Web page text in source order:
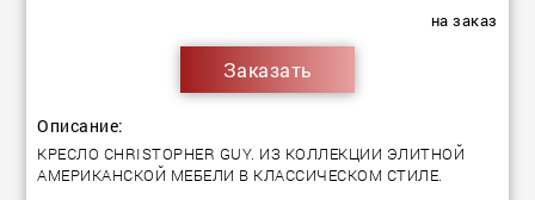
на заказ
Заказать
Описание:
КРЕСЛО CHRISTOPHER GUY. ИЗ КОЛЛЕКЦИИ ЭЛИТНОЙ
АМЕРИКАНСКОЙ МЕБЕЛИ В КЛАССИЧЕСКОМ СТИЛЕ.